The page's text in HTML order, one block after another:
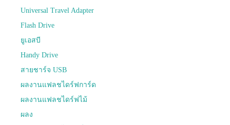
Universal Travel Adapter
Flash Drive
ยูเอสบี
Handy Drive
สายชาร์จ USB
ผลงานแฟลชไดร์ฟการ์ด
ผลงานแฟลชไดร์ฟไม้
ผลง